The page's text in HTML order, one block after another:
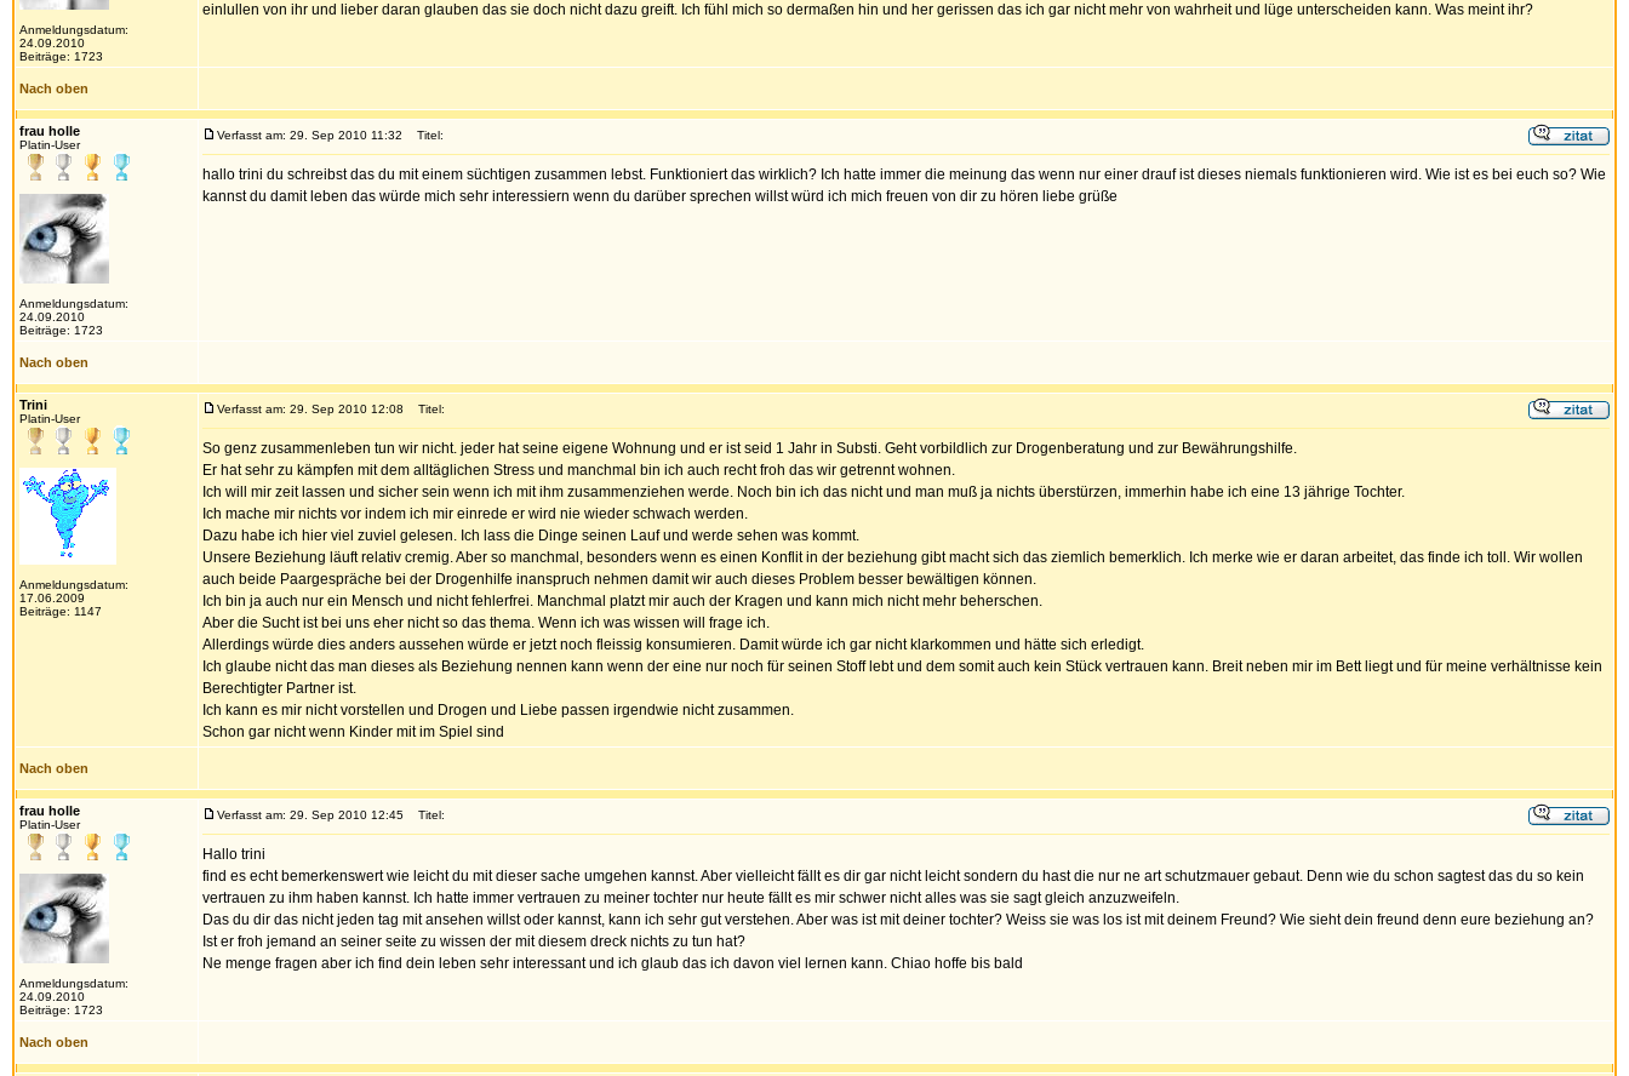
Anmeldungsdatum:
24.09.2010
Beiträge: 1723
einlullen von ihr und lieber daran glauben das sie doch nicht dazu greift. Ich fühl mich so dermaßen hin und her gerissen das ich gar nicht mehr von wahrheit und lüge unterscheiden kann. Was meint ihr?
Nach oben
frau holle
Platin-User
Anmeldungsdatum:
24.09.2010
Beiträge: 1723
Verfasst am: 29. Sep 2010 11:32 Titel:
hallo trini du schreibst das du mit einem süchtigen zusammen lebst. Funktioniert das wirklich? Ich hatte immer die meinung das wenn nur einer drauf ist dieses niemals funktionieren wird. Wie ist es bei euch so? Wie
kannst du damit leben das würde mich sehr interessiern wenn du darüber sprechen willst würd ich mich freuen von dir zu hören liebe grüße
Nach oben
Trini
Platin-User
Anmeldungsdatum:
17.06.2009
Beiträge: 1147
Verfasst am: 29. Sep 2010 12:08 Titel:
So genz zusammenleben tun wir nicht. jeder hat seine eigene Wohnung und er ist seid 1 Jahr in Substi. Geht vorbildlich zur Drogenberatung und zur Bewährungshilfe.
Er hat sehr zu kämpfen mit dem alltäglichen Stress und manchmal bin ich auch recht froh das wir getrennt wohnen.
Ich will mir zeit lassen und sicher sein wenn ich mit ihm zusammenziehen werde. Noch bin ich das nicht und man muß ja nichts überstürzen, immerhin habe ich eine 13 jährige Tochter.
Ich mache mir nichts vor indem ich mir einrede er wird nie wieder schwach werden.
Dazu habe ich hier viel zuviel gelesen. Ich lass die Dinge seinen Lauf und werde sehen was kommt.
Unsere Beziehung läuft relativ cremig. Aber so manchmal, besonders wenn es einen Konflit in der beziehung gibt macht sich das ziemlich bemerklich. Ich merke wie er daran arbeitet, das finde ich toll. Wir wollen
auch beide Paargespräche bei der Drogenhilfe inanspruch nehmen damit wir auch dieses Problem besser bewältigen können.
Ich bin ja auch nur ein Mensch und nicht fehlerfrei. Manchmal platzt mir auch der Kragen und kann mich nicht mehr beherschen.
Aber die Sucht ist bei uns eher nicht so das thema. Wenn ich was wissen will frage ich.
Allerdings würde dies anders aussehen würde er jetzt noch fleissig konsumieren. Damit würde ich gar nicht klarkommen und hätte sich erledigt.
Ich glaube nicht das man dieses als Beziehung nennen kann wenn der eine nur noch für seinen Stoff lebt und dem somit auch kein Stück vertrauen kann. Breit neben mir im Bett liegt und für meine verhältnisse kein
Berechtigter Partner ist.
Ich kann es mir nicht vorstellen und Drogen und Liebe passen irgendwie nicht zusammen.
Schon gar nicht wenn Kinder mit im Spiel sind
Nach oben
frau holle
Platin-User
Anmeldungsdatum:
24.09.2010
Beiträge: 1723
Verfasst am: 29. Sep 2010 12:45 Titel:
Hallo trini
find es echt bemerkenswert wie leicht du mit dieser sache umgehen kannst. Aber vielleicht fällt es dir gar nicht leicht sondern du hast die nur ne art schutzmauer gebaut. Denn wie du schon sagtest das du so kein
vertrauen zu ihm haben kannst. Ich hatte immer vertrauen zu meiner tochter nur heute fällt es mir schwer nicht alles was sie sagt gleich anzuzweifeln.
Das du dir das nicht jeden tag mit ansehen willst oder kannst, kann ich sehr gut verstehen. Aber was ist mit deiner tochter? Weiss sie was los ist mit deinem Freund? Wie sieht dein freund denn eure beziehung an?
Ist er froh jemand an seiner seite zu wissen der mit diesem dreck nichts zu tun hat?
Ne menge fragen aber ich find dein leben sehr interessant und ich glaub das ich davon viel lernen kann. Chiao hoffe bis bald
Nach oben